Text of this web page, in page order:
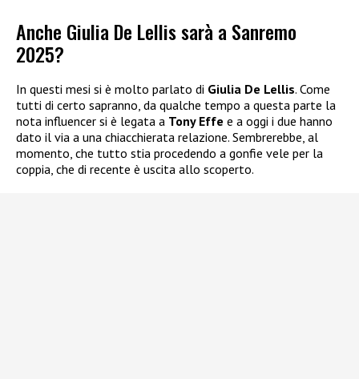
Anche Giulia De Lellis sarà a Sanremo
2025?
In questi mesi si è molto parlato di Giulia De Lellis. Come
tutti di certo sapranno, da qualche tempo a questa parte la
nota influencer si è legata a Tony Effe e a oggi i due hanno
dato il via a una chiacchierata relazione. Sembrerebbe, al
momento, che tutto stia procedendo a gonfie vele per la
coppia, che di recente è uscita allo scoperto.